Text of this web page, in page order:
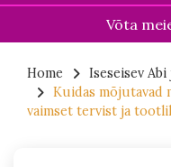
Võta
content
Home
Iseseisev
Kuidas mõjutavad
vaimset tervist ja